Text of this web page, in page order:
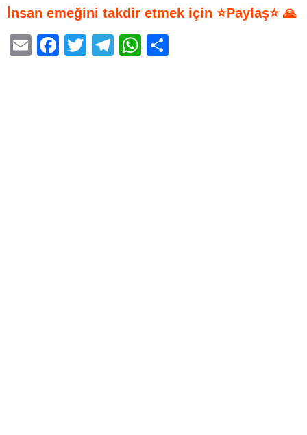
İnsan emeğini takdir etmek için ⭐Paylaş⭐ 🙏
E
F
T
T
W